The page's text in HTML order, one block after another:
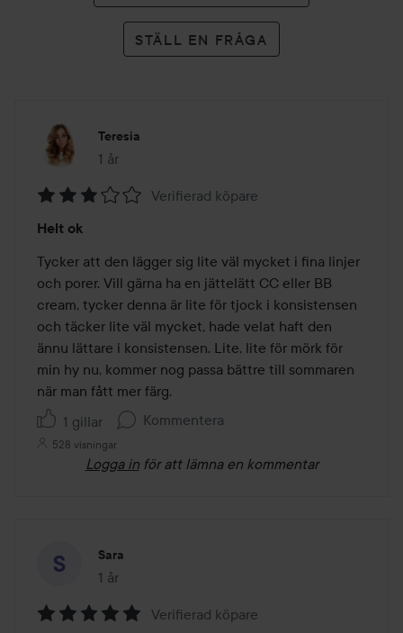
STÄLL EN FRÅGA
Teresia
1 år
Inlägget skapades 1 år
3
av
5
Verifierad köpare
Helt ok
Tycker att den lägger sig lite väl mycket i fina linjer
och porer. Vill gärna ha en jättelätt CC eller BB
cream, tycker denna är lite för tjock i konsistensen
och täcker lite väl mycket, hade velat haft den
ännu lättare i konsistensen. Lite, lite för mörk för
min hy nu, kommer nog passa bättre till sommaren
när man fått mer färg.
1 gillar
Kommentera
528 visningar
Logga in för att lämna en kommentar
Sara
1 år
Inlägget skapades 1 år
Verifierad köpare